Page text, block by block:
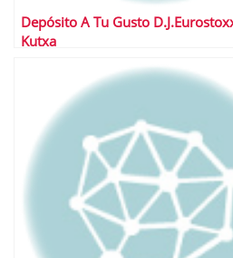
Depósito A Tu Gusto
Kutxa